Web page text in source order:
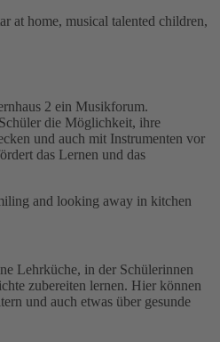
2 ein Musikforum.
die Möglichkeit, ihre
und auch mit Instrumenten vor
das Lernen und das
Lehrküche, in der Schülerinnen
zubereiten lernen. Hier können
und auch etwas über gesunde